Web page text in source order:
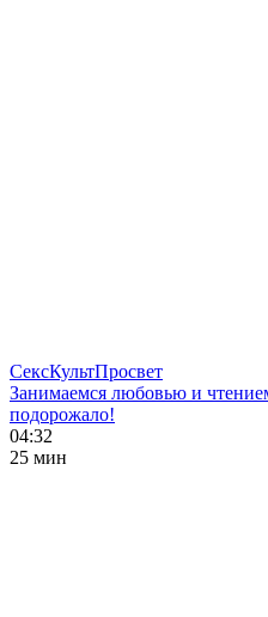
СексКультПросвет
Занимаемся любовью и
подорожало!
04:32
25 мин